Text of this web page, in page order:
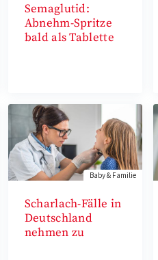
Semaglutid:
Abnehm-Spritze
bald als Tablette
Baby & Familie
Scharlach-Fälle in
Deutschland
nehmen zu